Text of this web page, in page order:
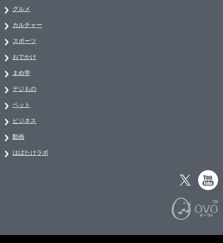
グルメ
カルチャー
スポーツ
おでかけ
まめ学
デジもの
ペット
ビジネス
動画
はばたけラボ